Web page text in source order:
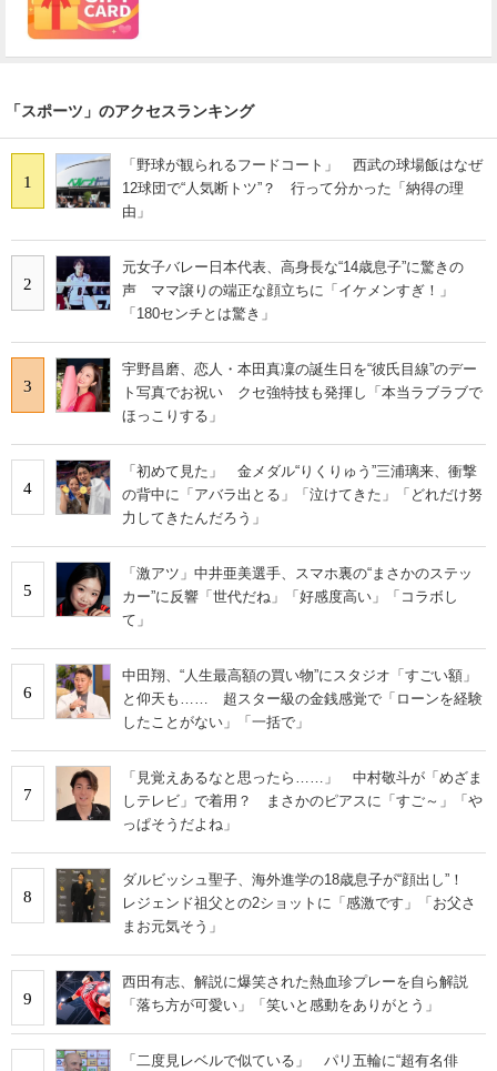
「スポーツ」のアクセスランキング
1
「野球が観られるフードコート」 西武の球場飯はなぜ
12球団で“人気断トツ”？ 行って分かった「納得の理
由」
2
元女子バレー日本代表、高身長な“14歳息子”に驚きの
声 ママ譲りの端正な顔立ちに「イケメンすぎ！」
「180センチとは驚き」
3
宇野昌磨、恋人・本田真凜の誕生日を“彼氏目線”のデー
ト写真でお祝い クセ強特技も発揮し「本当ラブラブで
ほっこりする」
4
「初めて見た」 金メダル“りくりゅう”三浦璃来、衝撃
の背中に「アバラ出とる」「泣けてきた」「どれだけ努
力してきたんだろう」
5
「激アツ」中井亜美選手、スマホ裏の“まさかのステッ
カー”に反響「世代だね」「好感度高い」「コラボし
て」
6
中田翔、“人生最高額の買い物”にスタジオ「すごい額」
と仰天も…… 超スター級の金銭感覚で「ローンを経験
したことがない」「一括で」
7
「見覚えあるなと思ったら……」 中村敬斗が「めざま
しテレビ」で着用？ まさかのピアスに「すご～」「や
っぱそうだよね」
8
ダルビッシュ聖子、海外進学の18歳息子が“顔出し”！
レジェンド祖父との2ショットに「感激です」「お父さ
まお元気そう」
9
西田有志、解説に爆笑された熱血珍プレーを自ら解説
「落ち方が可愛い」「笑いと感動をありがとう」
「二度見レベルで似ている」 パリ五輪に“超有名俳